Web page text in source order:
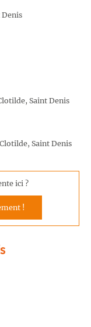
Denis
Saint Denis
Saint Denis
ici ?
!